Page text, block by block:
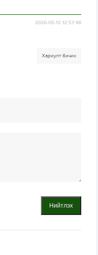
2026-05-13 12:57:48
Хариулт бичих
Нийтлэх